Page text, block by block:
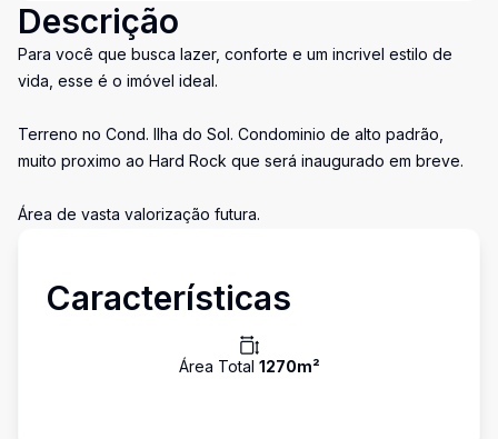
Descrição
Para você que busca lazer, conforte e um incrivel estilo de
vida, esse é o imóvel ideal.
Terreno no Cond. Ilha do Sol. Condominio de alto padrão,
muito proximo ao Hard Rock que será inaugurado em breve.
Área de vasta valorização futura.
Características
Área Total 1270m²